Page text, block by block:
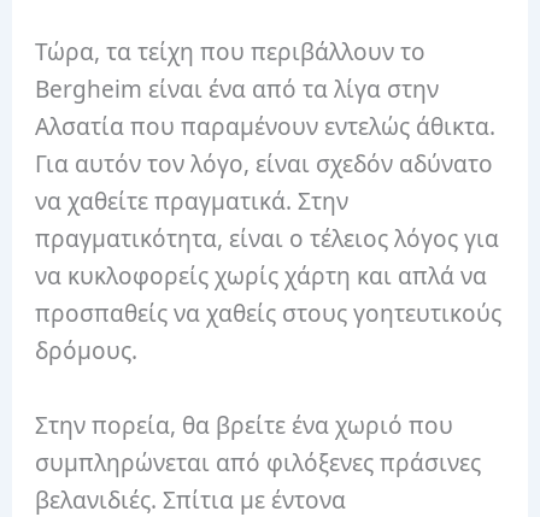
Τώρα, τα τείχη που περιβάλλουν το
Bergheim είναι ένα από τα λίγα στην
Αλσατία που παραμένουν εντελώς άθικτα.
Για αυτόν τον λόγο, είναι σχεδόν αδύνατο
να χαθείτε πραγματικά. Στην
πραγματικότητα, είναι ο τέλειος λόγος για
να κυκλοφορείς χωρίς χάρτη και απλά να
προσπαθείς να χαθείς στους γοητευτικούς
δρόμους.
Στην πορεία, θα βρείτε ένα χωριό που
συμπληρώνεται από φιλόξενες πράσινες
βελανιδιές. Σπίτια με έντονα